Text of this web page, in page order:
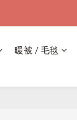
暖被 / 毛毯